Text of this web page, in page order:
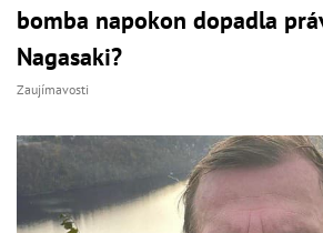
bomba napokon dopadla
Nagasaki?
Zaujímavosti